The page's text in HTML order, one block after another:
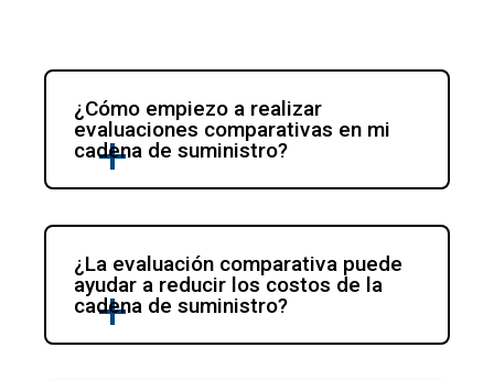
¿Cómo empiezo a realizar
evaluaciones comparativas en mi
cadena de suministro?
¿La evaluación comparativa puede
ayudar a reducir los costos de la
cadena de suministro?